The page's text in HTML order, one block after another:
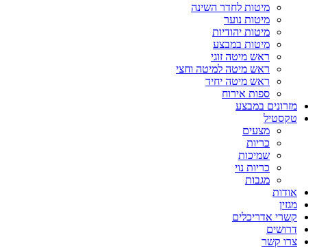
מיטות לחדר השינה
מיטות נוער
מיטות יהודיות
מיטות במבצע
ראש מיטה זוגי
ראש מיטה למיטה וחצי
ראש מיטה יחיד
ספות אירוח
מזרונים במבצע
טקסטיל
מצעים
כריות
שמיכות
כריות נוי
מגבות
אודות
מגזין
קשרי אדריכלים
דרושים
צרו קשר